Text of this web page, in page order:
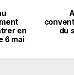
du
en
6 mai